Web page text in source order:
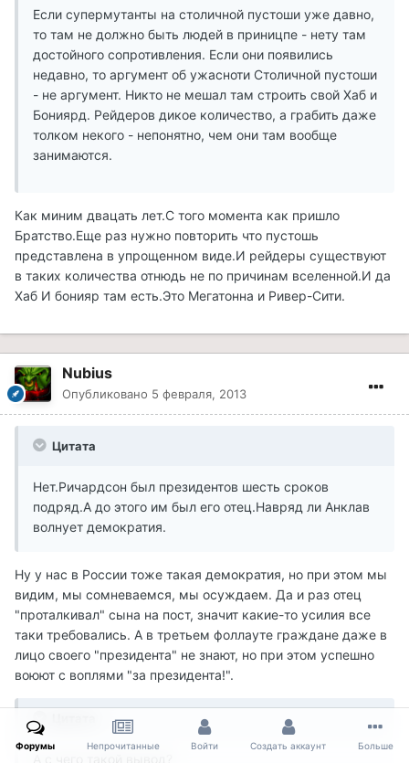
Если супермутанты на столичной пустоши уже давно,
то там не должно быть людей в приницпе - нету там
достойного сопротивления. Если они появились
недавно, то аргумент об ужасноти Столичной пустоши
- не аргумент. Никто не мешал там строить свой Хаб и
Бониярд. Рейдеров дикое количество, а грабить даже
толком некого - непонятно, чем они там вообще
занимаются.
Как миним двацать лет.С того момента как пришло
Братство.Еще раз нужно повторить что пустошь
представлена в упрощенном виде.И рейдеры существуют
в таких количества отнюдь не по причинам вселенной.И да
Хаб И бонияр там есть.Это Мегатонна и Ривер-Сити.
Nubius
Опубликовано 5 февраля, 2013
Цитата
Нет.Ричардсон был президентов шесть сроков
подряд.А до этого им был его отец.Навряд ли Анклав
волнует демократия.
Ну у нас в России тоже такая демократия, но при этом мы
видим, мы сомневаемся, мы осуждаем. Да и раз отец
"проталкивал" сына на пост, значит какие-то усилия все
таки требовались. А в третьем фоллауте граждане даже в
лицо своего "президента" не знают, но при этом успешно
воюют с воплями "за президента!".
Форумы Непрочитанные Войти Создать аккаунт Больше